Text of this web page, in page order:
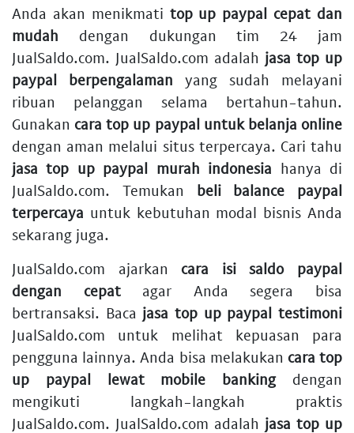
Anda akan menikmati top up paypal cepat dan
mudah dengan dukungan tim 24 jam
JualSaldo.com. JualSaldo.com adalah jasa top up
paypal berpengalaman yang sudah melayani
ribuan pelanggan selama bertahun-tahun.
Gunakan cara top up paypal untuk belanja online
dengan aman melalui situs terpercaya. Cari tahu
jasa top up paypal murah indonesia hanya di
JualSaldo.com. Temukan beli balance paypal
terpercaya untuk kebutuhan modal bisnis Anda
sekarang juga.
JualSaldo.com ajarkan cara isi saldo paypal
dengan cepatagar Anda segera bisa
bertransaksi. Baca jasa top up paypal testimoni
JualSaldo.com untuk melihat kepuasan para
pengguna lainnya. Anda bisa melakukan cara top
up paypal lewat mobile bankingdengan
mengikuti langkah-langkah praktis
JualSaldo.com. JualSaldo.com adalah jasa top up